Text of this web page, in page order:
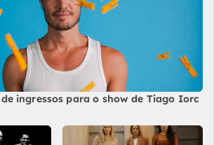
ingressos para o show de Tiago Iorc